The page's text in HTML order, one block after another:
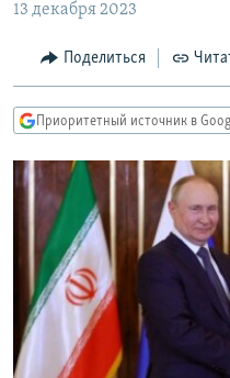
Вернутся
главной
навигации
Вернутся
поиску
МНЕНИЯ
КУЛЬТУРА
IDEL.РЕАЛИИ
КАВКАЗ.РЕАЛИИ
СЕВЕР.РЕАЛИИ
СИБИРЬ.РЕАЛИИ
РАСПИСАНИЕ ВЕЩАНИЯ
ПОДПИШИТЕСЬ НА
СОЦИАЛЬНЫЕ СЕТИ
13 декабря 2023
Поделиться
Приоритетный источник в